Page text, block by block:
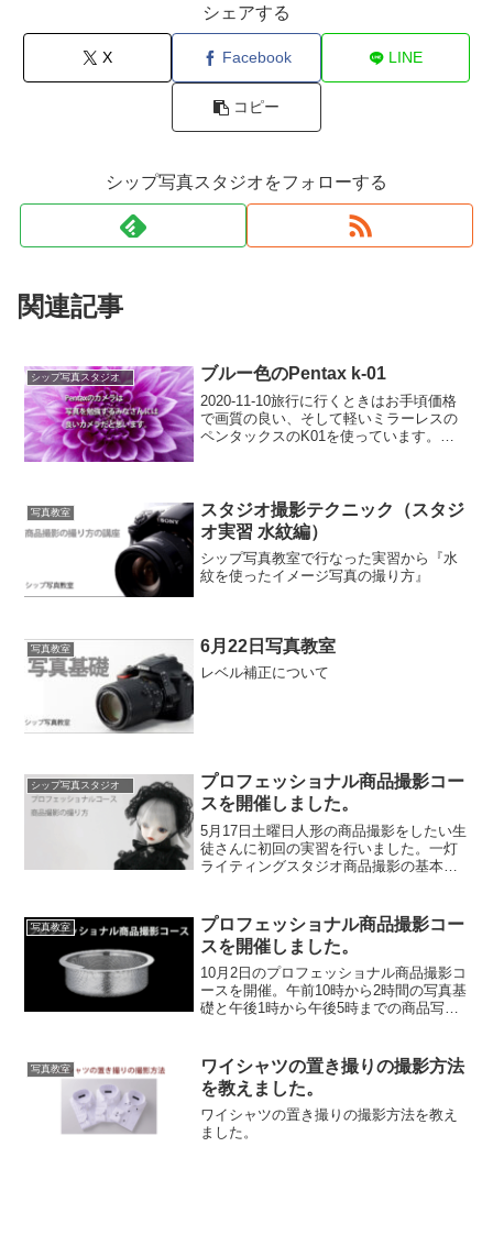
シェアする
X Facebook LINE
コピー
シップ写真スタジオをフォローする
関連記事
シップ写真スタジオ ブルー色のPentax k-01
2020-11-10旅行に行くときはお手頃価格
で画質の良い、そして軽いミラーレスの
ペンタックスのK01を使っています。も
時間露光が必...
写真教室
スタジオ撮影テクニック（スタジ
オ実習 水紋編）
シップ写真教室で行なった実習から『水
紋を使ったイメージ写真の撮り方』
写真教室 6月22日写真教室
レベル補正について
シップ写真スタジオ
プロフェッショナル商品撮影コー
スを開催しました。
5月17日土曜日人形の商品撮影をしたい生
徒さんに初回の実習を行いました。一灯
ライティングスタジオ商品撮影の基本と
人形や人物撮影の時には、かおのTゾーン
にハイライトを入れ...
写真教室
プロフェッショナル商品撮影コー
スを開催しました。
10月2日のプロフェッショナル商品撮影コ
ースを開催。午前10時から2時間の写真基
礎と午後1時から午後5時までの商品写真
写真教室
ワイシャツの置き撮りの撮影方法
を教えました。
ワイシャツの置き撮りの撮影方法を教え
ました。